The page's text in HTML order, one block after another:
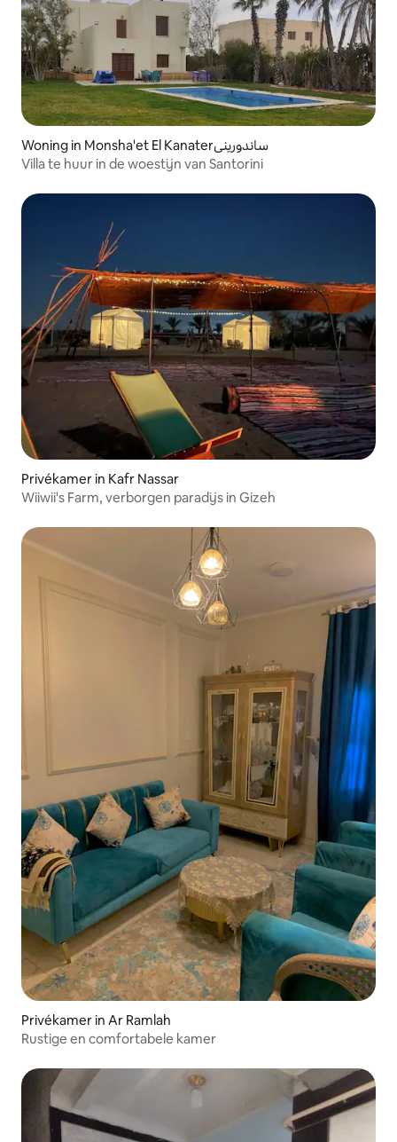
Woning in Monsha'et El Kanaterساندوريني
Villa te huur in de woestijn van Santorini
Privékamer in Kafr Nassar
Wiiwii's Farm, verborgen paradijs in Gizeh
Privékamer in Ar Ramlah
Rustige en comfortabele kamer